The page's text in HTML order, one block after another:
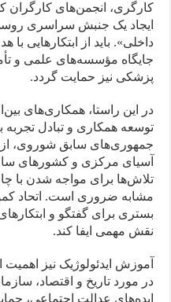
کارگری، انجمن‌های کارگران
ایجاد یک جنبش سراسری روسی
داخلی». باید از ابتکارهایی با
جایگاه مؤسسه‌های علمی و
پزشکی نیز حمایت گردد.
در این راستا، همکاری‌های
توسعه همکاری و تبادل تجربه
جمهوری‌های سابق شوروی، از
آسیای مرکزی و کشورهای
تلاش‌ها برای مواجه شدن با
مشابه ضروری است. اتحاد
بستری برای گفتگو و ابتکار‌های
نقش مهمی ایفا کند.
آموزش ایدئولوژیک نیز اهمیت
در مورد تاریخ و اقتصاد،
ایده‌های عدالت اجتماعی، حمایت